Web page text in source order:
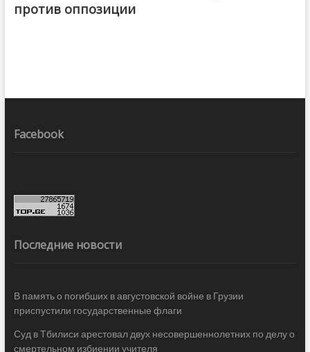
против оппозиции
Facebook
Последние новости
В память о погибших в августовской войне в Грузии
приспустили государственные флаги
Суд в Тбилиси арестовал двух несовершеннолетних по делу о
смертельном избиении учителя